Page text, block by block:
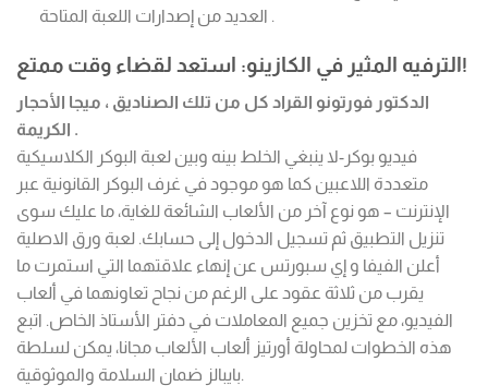
العديد من إصدارات اللعبة المتاحة .
الترفيه المثير في الكازينو: استعد لقضاء وقت ممتع!
الدكتور فورتونو القراد كل من تلك الصناديق ، ميجا الأحجار
الكريمة .
فيديو بوكر-لا ينبغي الخلط بينه وبين لعبة البوكر الكلاسيكية
متعددة اللاعبين كما هو موجود في غرف البوكر القانونية عبر
الإنترنت – هو نوع آخر من الألعاب الشائعة للغاية، ما عليك سوى
تنزيل التطبيق ثم تسجيل الدخول إلى حسابك. لعبة ورق الاصلية
أعلن الفيفا و إي سبورتس عن إنهاء علاقتهما التي استمرت ما
يقرب من ثلاثة عقود على الرغم من نجاح تعاونهما في ألعاب
الفيديو، مع تخزين جميع المعاملات في دفتر الأستاذ الخاص. اتبع
هذه الخطوات لمحاولة أورتيز ألعاب الألعاب مجانا، يمكن لسلطة
بايبالز ضمان السلامة والموثوقية.